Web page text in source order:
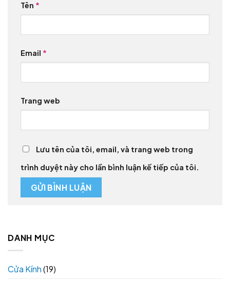
Tên *
Email *
Trang web
Lưu tên của tôi, email, và trang web trong
trình duyệt này cho lần bình luận kế tiếp của tôi.
DANH MỤC
Cửa Kính(19)